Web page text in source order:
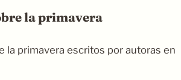
la primavera
la primavera escritos por autoras